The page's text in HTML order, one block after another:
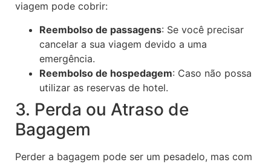
viagem pode cobrir:
Reembolso de passagens: Se você precisar
cancelar a sua viagem devido a uma
emergência.
Reembolso de hospedagem: Caso não possa
utilizar as reservas de hotel.
3. Perda ou Atraso de
Bagagem
Perder a bagagem pode ser um pesadelo, mas com